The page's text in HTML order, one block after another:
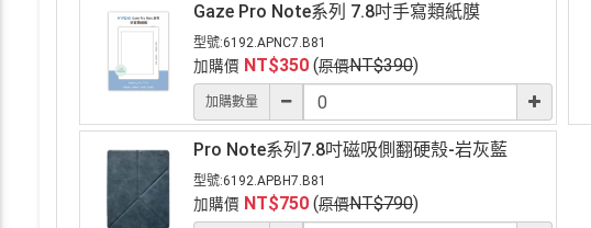
Gaze Pro Note系列 7.8吋手寫類紙膜
型號:6192.APNC7.B81
加購價 NT$350 (原價NT$390)
加購數量
Pro Note系列7.8吋磁吸側翻硬殼-岩灰藍
型號:6192.APBH7.B81
加購價 NT$750 (原價NT$790)